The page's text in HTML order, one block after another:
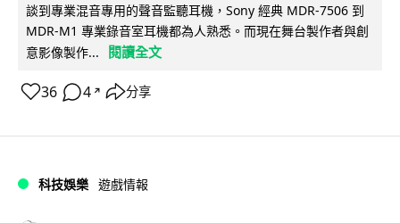
談到專業混音專用的聲音監聽耳機，Sony 經典 MDR-7506 到
MDR-M1 專業錄音室耳機都為人熟悉。而現在舞台製作者與創
意影像製作...
閱讀全文
36 4 ↗ 分享
科技娛樂 遊戲情報